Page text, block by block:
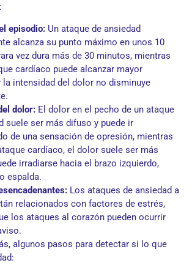
episodio: Un ataque de ansiedad
alcanza su punto máximo en unos 10
vez dura más de 30 minutos, mientras
cardíaco puede alcanzar mayor
la intensidad del dolor no disminuye
dolor: El dolor en el pecho de un ataque
suele ser más difuso y puede ir
de una sensación de opresión, mientras
cardíaco, el dolor suele ser más
irradiarse hacia el brazo izquierdo,
espalda.
Los ataques de ansiedad a
relacionados con factores de estrés,
los ataques al corazón pueden ocurrir
algunos pasos para detectar si lo que